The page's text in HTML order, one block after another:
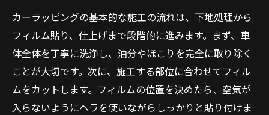
カーラッピングの基本的な施工の流れは、下地処理から
フィルム貼り、仕上げまで段階的に進みます。まず、車
体全体を丁寧に洗浄し、油分やほこりを完全に取り除く
ことが大切です。次に、施工する部位に合わせてフィル
ムをカットします。フィルムの位置を決めたら、空気が
入らないようにヘラを使いながらしっかりと貼り付けま